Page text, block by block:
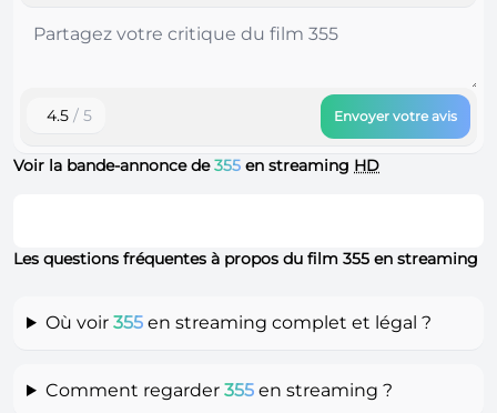
4.5 / 5 Envoyer votre avis
Voir la bande-annonce de355 en streaming HD
Les questions fréquentes à propos du film 355 en streaming
Où voir 355en streaming complet et légal ?
Comment regarder 355en streaming ?